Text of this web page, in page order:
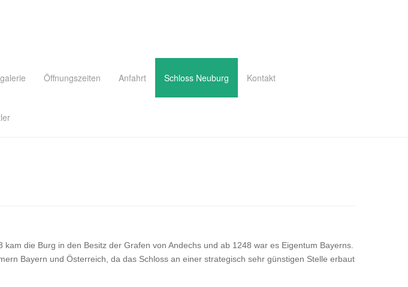
Öffnungszeiten Anfahrt Schloss Neuburg Kontakt
die Burg in den Besitz der Grafen von Andechs und ab 1248 war es Eigentum Bayerns.
Bayern und Österreich, da das Schloss an einer strategisch sehr günstigen Stelle erbaut